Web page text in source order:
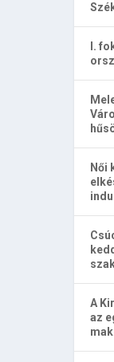
I.
Női
A
az